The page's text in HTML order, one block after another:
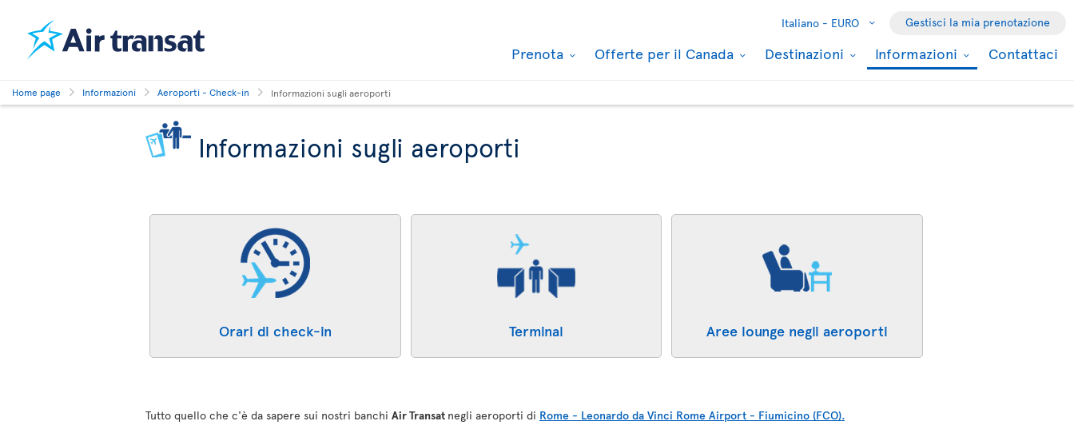
Italiano - EURO Gestisci la mia prenotazione
Prenota Offerte per il Canada Destinazioni Informazioni Contattaci
Home page Informazioni Aeroporti - Check-in Informazioni sugli aeroporti
Informazioni sugli aeroporti
Orari di check-in Terminal Aree lounge negli aeroporti
Tutto quello che c'è da sapere sui nostri banchi Air Transat negli aeroporti di Rome - Leonardo da Vinci Rome Airport - Fiumicino (FCO).